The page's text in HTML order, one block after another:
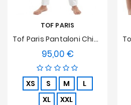
TOF PARIS
Tof Paris Pantaloni Chino - Bianco
95,00 €Prezzo
XS S M
L
XL
XXL